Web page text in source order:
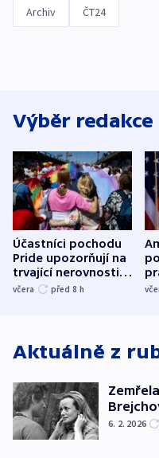
Archiv ČT24
Výběr redakce
Účastníci pochodu
Pride upozorňují na
trvající nerovnosti i
společenskou
včera před 8 h
Aktuálně z
6. 2. 2026